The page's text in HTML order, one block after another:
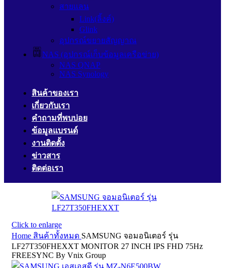
สายแลน
Link(ลิ้งค์)
Glink
อุปกรณ์ขยายสัญญาณ
NAS (อุปกรณ์เก็บข้อมูลเครือข่าย)
NAS QNAP
NAS Synology
สินค้าของเรา
เกี่ยวกับเรา
คำถามที่พบบ่อย
ข้อมูลแบรนด์
งานติดตั้ง
ข่าวสาร
ติดต่อเรา
Click to enlarge
Home สินค้าทั้งหมด SAMSUNG จอมอนิเตอร์ รุ่น
LF27T350FHEXXT MONITOR 27 INCH IPS FHD 75Hz
FREESYNC By Vnix Group